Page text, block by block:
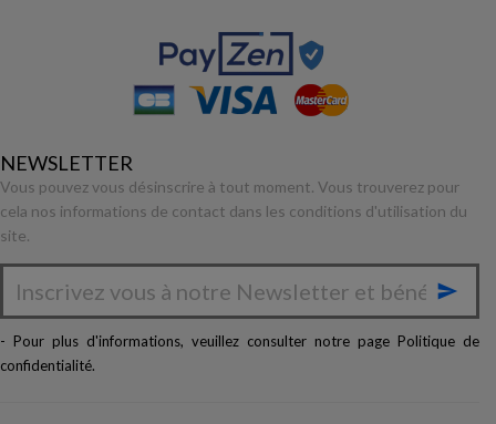
NEWSLETTER
Vous pouvez vous désinscrire à tout moment. Vous trouverez pour
cela nos informations de contact dans les conditions d'utilisation du
site.

- Pour plus d'informations, veuillez consulter notre page Politique de
confidentialité.